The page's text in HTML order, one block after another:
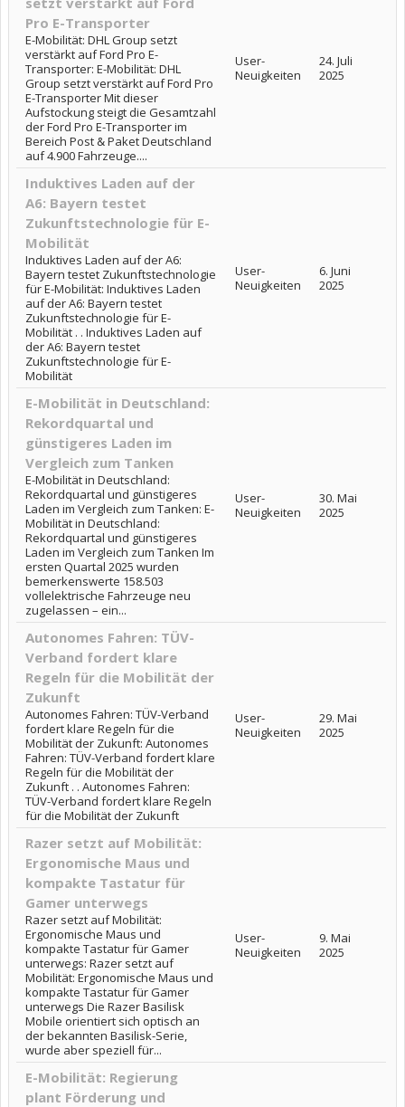
Pro E-Transporter
E-Mobilität: DHL Group setzt
verstärkt auf Ford Pro E-
Transporter: E-Mobilität: DHL
Group setzt verstärkt auf Ford Pro
E-Transporter Mit dieser
Aufstockung steigt die Gesamtzahl
der Ford Pro E-Transporter im
Bereich Post & Paket Deutschland
auf 4.900 Fahrzeuge....
User-
Neuigkeiten
24. Juli
2025
Induktives Laden auf der
A6: Bayern testet
Zukunftstechnologie für E-
Mobilität
Induktives Laden auf der A6:
Bayern testet Zukunftstechnologie
für E-Mobilität: Induktives Laden
auf der A6: Bayern testet
Zukunftstechnologie für E-
Mobilität . . Induktives Laden auf
der A6: Bayern testet
Zukunftstechnologie für E-
Mobilität
User-
Neuigkeiten
6. Juni
2025
E-Mobilität in Deutschland:
Rekordquartal und
günstigeres Laden im
Vergleich zum Tanken
E-Mobilität in Deutschland:
Rekordquartal und günstigeres
Laden im Vergleich zum Tanken: E-
Mobilität in Deutschland:
Rekordquartal und günstigeres
Laden im Vergleich zum Tanken Im
ersten Quartal 2025 wurden
bemerkenswerte 158.503
vollelektrische Fahrzeuge neu
zugelassen – ein...
User-
Neuigkeiten
30. Mai
2025
Autonomes Fahren: TÜV-
Verband fordert klare
Regeln für die Mobilität der
Zukunft
Autonomes Fahren: TÜV-Verband
fordert klare Regeln für die
Mobilität der Zukunft: Autonomes
Fahren: TÜV-Verband fordert klare
Regeln für die Mobilität der
Zukunft . . Autonomes Fahren:
TÜV-Verband fordert klare Regeln
für die Mobilität der Zukunft
User-
Neuigkeiten
29. Mai
2025
Razer setzt auf Mobilität:
Ergonomische Maus und
kompakte Tastatur für
Gamer unterwegs
Razer setzt auf Mobilität:
Ergonomische Maus und
kompakte Tastatur für Gamer
unterwegs: Razer setzt auf
Mobilität: Ergonomische Maus und
kompakte Tastatur für Gamer
unterwegs Die Razer Basilisk
Mobile orientiert sich optisch an
der bekannten Basilisk-Serie,
wurde aber speziell für...
User-
Neuigkeiten
9. Mai
2025
E-Mobilität: Regierung
plant Förderung und